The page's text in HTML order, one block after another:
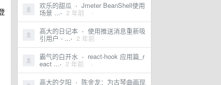
欢乐的甜瓜 · Jmeter BeanShell使用
场景 ...· 2 年前 ·
高大的日记本 · 使用推送消息重新吸
引用户 - ...· 2 年前 ·
霸气的白开水 · react-hook 应用篇_r
eact ...· 2 年前 ·
高大的夕阳 · 陈金龙：为古琴曲画现